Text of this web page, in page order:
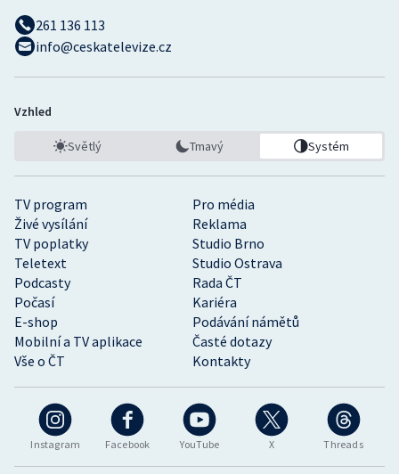
Instagram Facebook YouTube X Threads
TV program
Pro média
Živé vysílání
Reklama
TV poplatky
Studio Brno
Teletext
Studio Ostrava
Podcasty
Rada ČT
Počasí
Kariéra
E-shop
Podávání námětů
Mobilní a TV aplikace
Časté dotazy
Vše o ČT
Kontakty
261 136 113
info@ceskatelevize.cz
Vzhled
Světlý Tmavý Systém